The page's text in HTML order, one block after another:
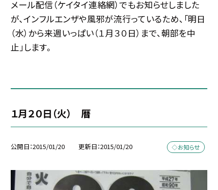
メール配信（ケイタイ連絡網）でもお知らせしました
が、インフルエンザや風邪が流行っているため、「明日
（水）から来週いっぱい（１月３０日）まで、朝部を中
止」します。
１月２０日（火） 暦
公開日 2015/01/20 更新日 2015/01/20 ◇お知らせ